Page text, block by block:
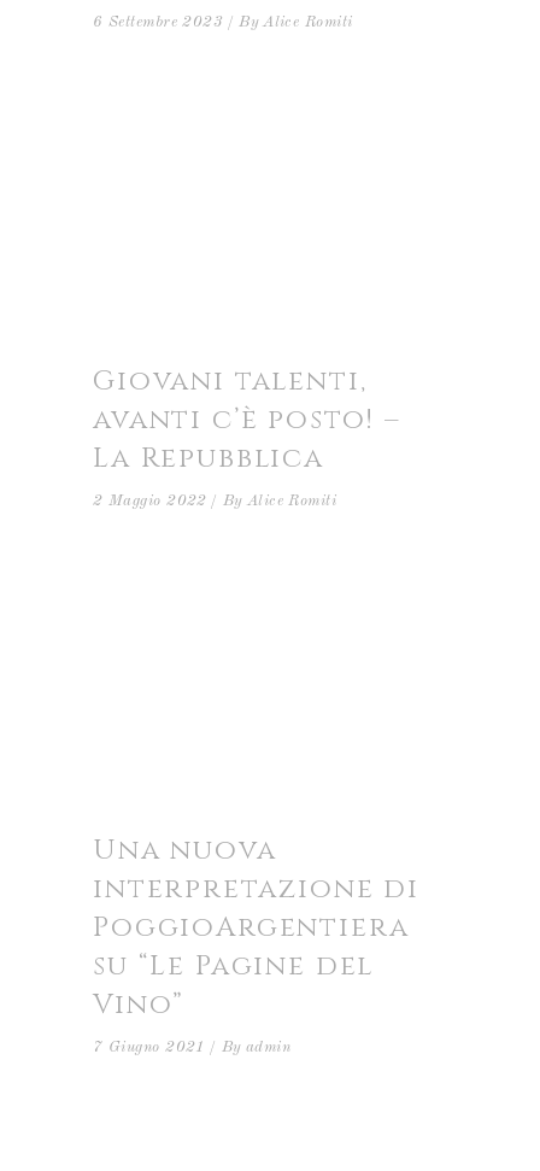
6 Settembre 2023 By Alice Romiti
Giovani talenti,
avanti c’è posto! –
La Repubblica
2 Maggio 2022 By Alice Romiti
Una nuova
interpretazione di
PoggioArgentiera
su “Le Pagine del
Vino”
7 Giugno 2021 By admin